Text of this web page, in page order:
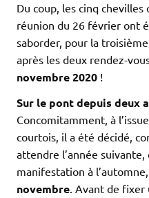
Du coup, les cinq
réunion du 26 février ont
saborder, pour la
après les deux rendez-
novembre 2020 !
Sur le pont depuis deux
Concomitamment, à
courtois, il a été décidé,
attendre l’année
manifestation à
novembre. Avant de fixer